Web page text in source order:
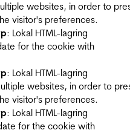
websites, in order to
visitor's preferences.
: Lokal HTML-lagring
for the cookie with
: Lokal HTML-lagring
websites, in order to
visitor's preferences.
: Lokal HTML-lagring
for the cookie with